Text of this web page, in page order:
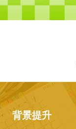
背景提升